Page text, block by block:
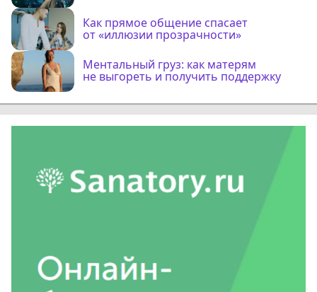
Как прямое общение спасает
от «иллюзии прозрачности»
Ментальный груз: как матерям
не выгореть и получить поддержку